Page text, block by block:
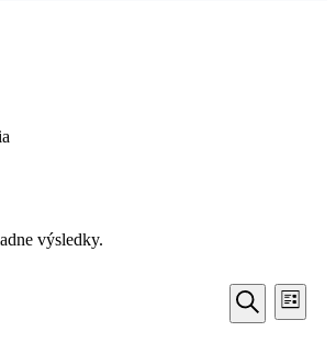
výsledky.
Udalosti
Search
Vyhľadať
Zoznam